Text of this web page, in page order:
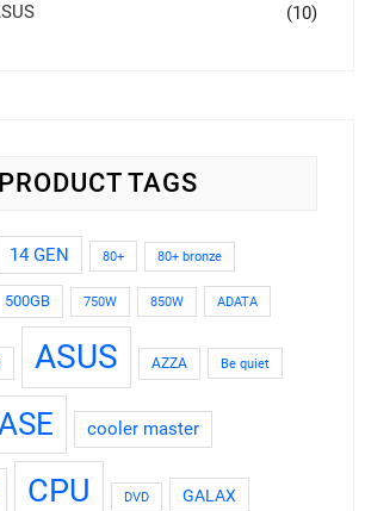
(10)
PRODUCT TAGS
14 GEN 80+ 80+ bronze
500GB 750W 850W ADATA
ASUS AZZA Be quiet
cooler master
CPU DVD GALAX